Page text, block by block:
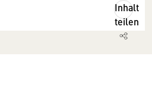
Inhalt
teilen